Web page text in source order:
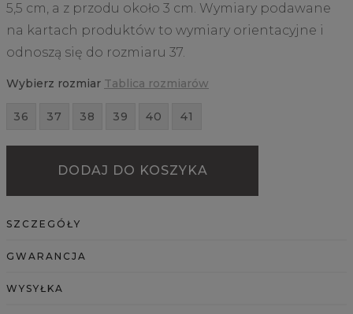
5,5 cm, a z przodu około 3 cm. Wymiary podawane
na kartach produktów to wymiary orientacyjne i
odnoszą się do rozmiaru 37.
Wybierz rozmiar Tablica rozmiarów
36 37 38 39 40 41
DODAJ DO KOSZYKA
SZCZEGÓŁY
GWARANCJA
WYSYŁKA